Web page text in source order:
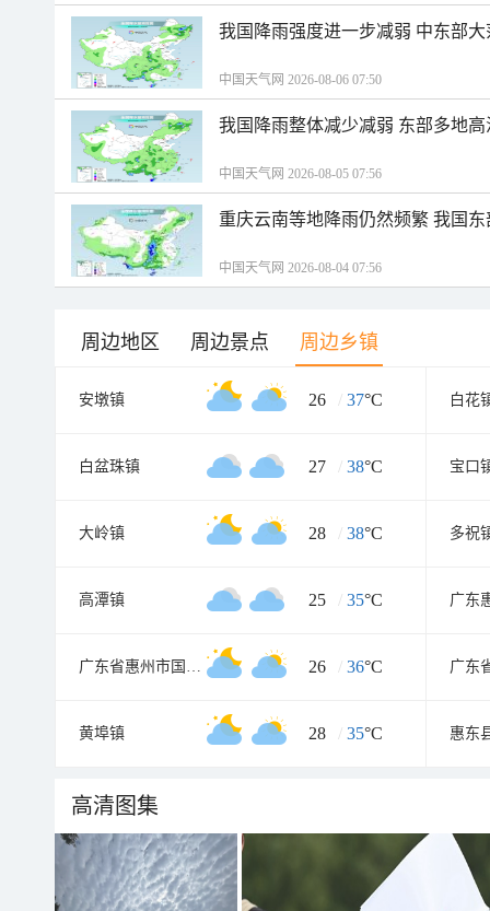
我国降雨强度进一步减弱 中东部
中国天气网 2026-08-06 07:50
我国降雨整体减少减弱 东部多地
中国天气网 2026-08-05 07:56
重庆云南等地降雨仍然频繁 我国
中国天气网 2026-08-04 07:56
周边地区 周边景点 周边乡镇
安墩镇 26 / 37°C 白花
白盆珠镇 27 / 38°C 宝口
大岭镇 28 / 38°C 多祝
高潭镇 25 / 35°C
广东省惠州市国营惠东九龙峰林场 26 / 36°C
黄埠镇 28 / 35°C
高清图集